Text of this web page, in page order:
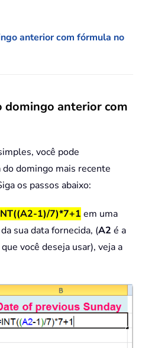
anterior com fórmula no
domingo anterior com
você pode
domingo mais recente
os passos abaixo:
1)/7)*7+1 em uma
sua data fornecida, (A2 é a
você deseja usar), veja a